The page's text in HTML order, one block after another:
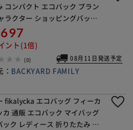
コンパクト エコバック ブラン
ラクター ショッピングバッグ
北欧 サブバッグ 軽量 軽い 反
レクト カラビナ付き ダイカッ
ント(1倍)
(0) 08月11日発送予定
： BACKYARD FAMILY
fikalycka エコバッグ フィーカ
カ 通販 エコバック マイバッグ
ック レディース 折りたたみ か